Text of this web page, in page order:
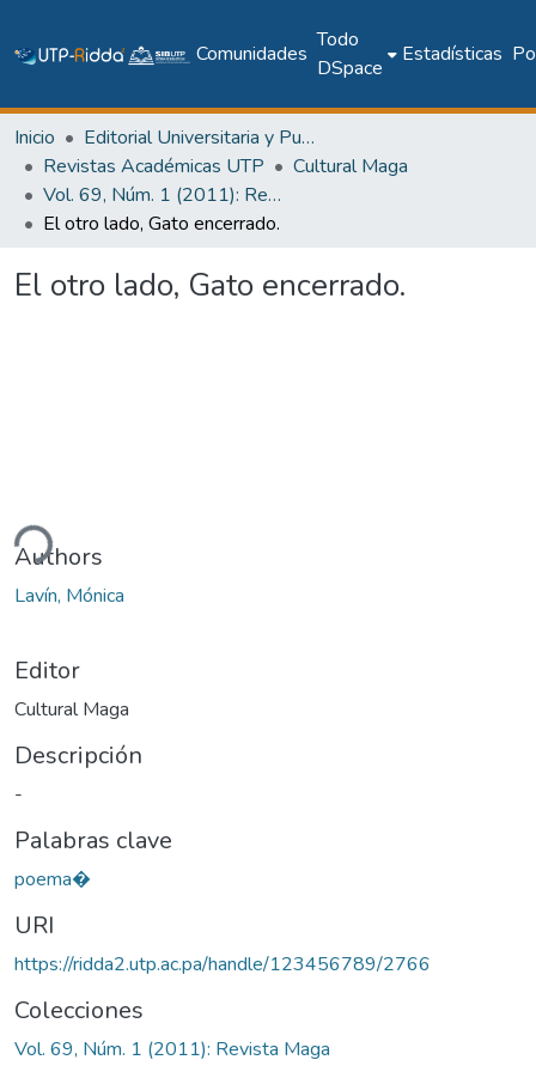
Comunidades
Todo
DSpace
Estadísticas
Inicio
Editorial Universitaria y Publicaciones Seriadas
Revistas Académicas UTP
Cultural Maga
Vol. 69, Núm. 1 (2011): Revista Maga
El otro lado, Gato encerrado.
El otro lado, Gato encerrado.
Authors
Lavín, Mónica
Editor
Cultural Maga
Descripción
-
Palabras clave
poema�
URI
https://ridda2.utp.ac.pa/handle/123456789/2766
Colecciones
Vol. 69, Núm. 1 (2011): Revista Maga